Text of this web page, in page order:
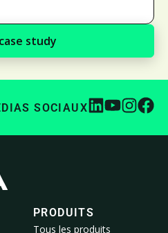
study
SOCIAUX
PRODUITS
Tous les produits